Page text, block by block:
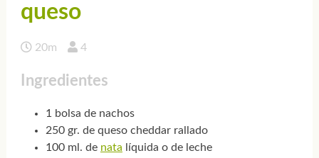
queso
20m 4
Ingredientes
1 bolsa de nachos
250 gr. de queso cheddar rallado
100 ml. de nata líquida o de leche